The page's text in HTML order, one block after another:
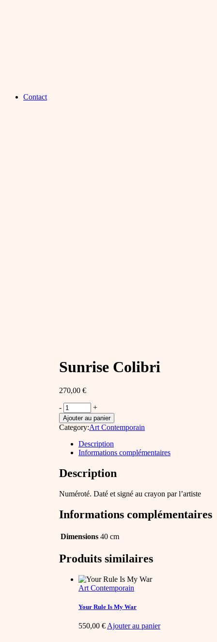
Contact
Sunrise Colibri
270,00 €
Sunrise
Colibri
quantity
- +
Ajouter au panier
Category:Art Contemporain
Description
Informations complémentaires
Description
Numéroté. Daté et signé au crayon par l’artiste
Informations complémentaires
Dimensions 40 cm
Produits similaires
Art Contemporain
Your Rule Is My War
550,00 € Ajouter au panier